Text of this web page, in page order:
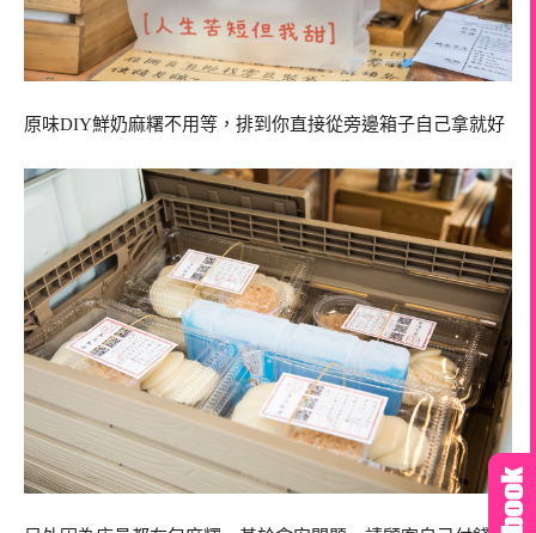
原味DIY鮮奶麻糬不用等，排到你直接從旁邊箱子自己拿就好